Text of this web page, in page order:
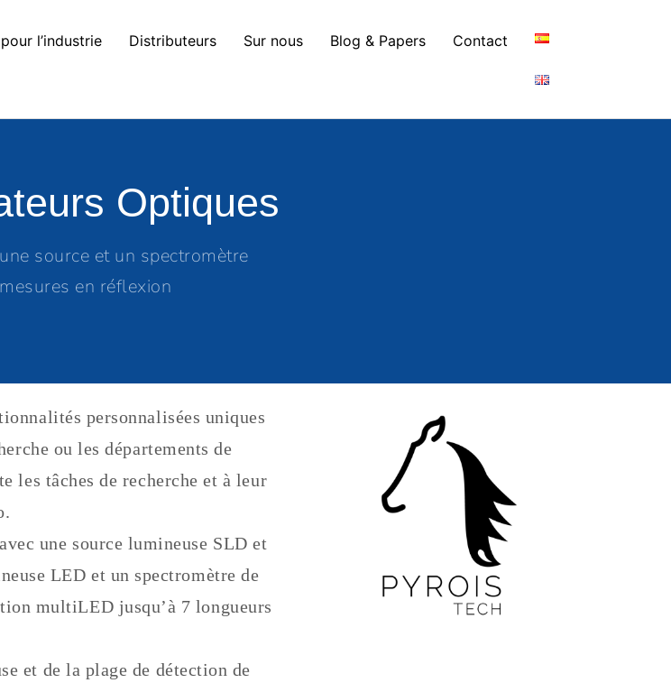
l’industrie Distributeurs Sur nous Blog & Papers Contact
Optiques
source et un spectromètre
en réflexion
personnalisées uniques
ou les départements de
tâches de recherche et à leur
une source lumineuse SLD et
LED et un spectromètre de
multiLED jusqu’à 7 longueurs
et de la plage de détection de